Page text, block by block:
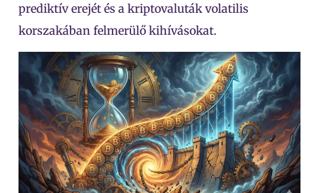
prediktív erejét és a kriptovaluták volatilis
korszakában felmerülő kihívásokat.